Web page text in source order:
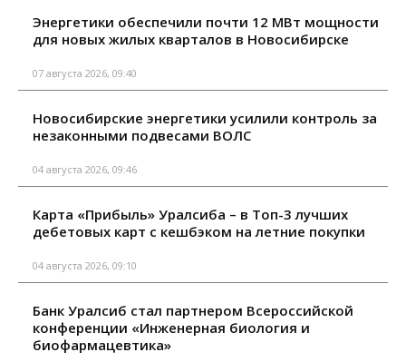
Энергетики обеспечили почти 12 МВт мощности
для новых жилых кварталов в Новосибирске
07 августа 2026, 09:40
Новосибирские энергетики усилили контроль за
незаконными подвесами ВОЛС
04 августа 2026, 09:46
Карта «Прибыль» Уралсиба – в Топ-3 лучших
дебетовых карт с кешбэком на летние покупки
04 августа 2026, 09:10
Банк Уралсиб стал партнером Всероссийской
конференции «Инженерная биология и
биофармацевтика»